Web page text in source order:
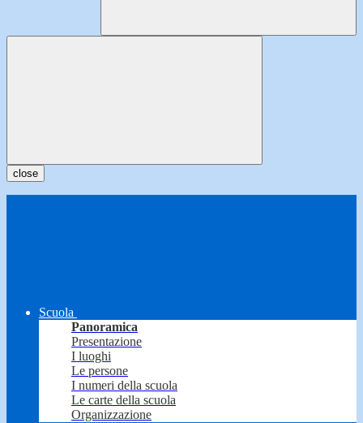
close
Scuola
Panoramica
Presentazione
I luoghi
Le persone
I numeri della scuola
Le carte della scuola
Organizzazione